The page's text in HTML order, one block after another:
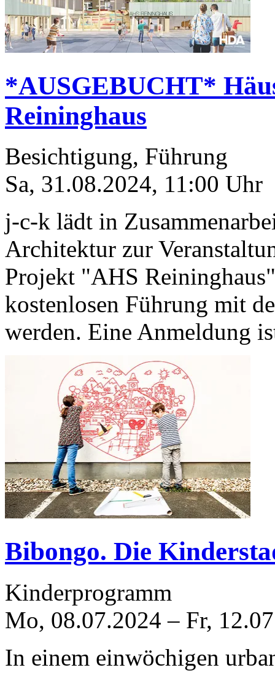
*AUSGEBUCHT*
Reininghaus
Besichtigung, Führung
Sa, 31.08.2024, 11:00 Uhr
j-c-k lädt in
Architektur zur
Projekt "AHS
kostenlosen Führung mit
werden. Eine Anmeldung
Bibongo. Die
Kinderprogramm
Mo, 08.07.2024 – Fr,
In einem einwöchigen